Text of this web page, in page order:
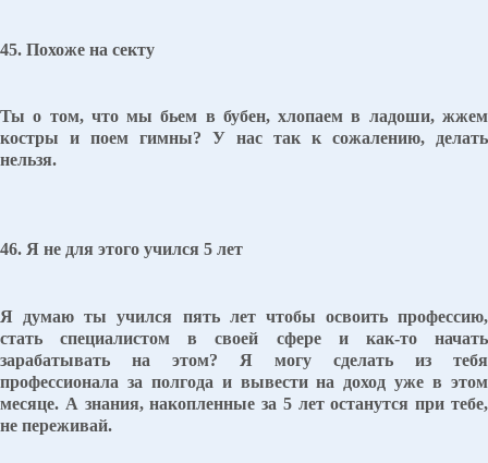
45. Похоже на секту
Ты о том, что мы бьем в бубен, хлопаем в ладоши, жжем
костры и поем гимны? У нас так к сожалению, делать
нельзя.
46. Я не для этого учился 5 лет
Я думаю ты учился пять лет чтобы освоить профессию,
стать специалистом в своей сфере и как-то начать
зарабатывать на этом? Я могу сделать из тебя
профессионала за полгода и вывести на доход уже в этом
месяце. А знания, накопленные за 5 лет останутся при тебе,
не переживай.